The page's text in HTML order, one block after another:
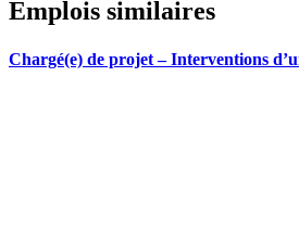
Emplois similaires
Chargé(e) de projet – Interventions